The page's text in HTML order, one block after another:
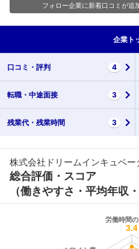
フォロー企業に新着口コミが追
企業 ト
口コミ・ 評判 4
転職・ 中途面接 3
残業代・ 残業時間 3
株式会社ドリームインキュベー
総合評価・スコア
（働きやすさ・平均年収